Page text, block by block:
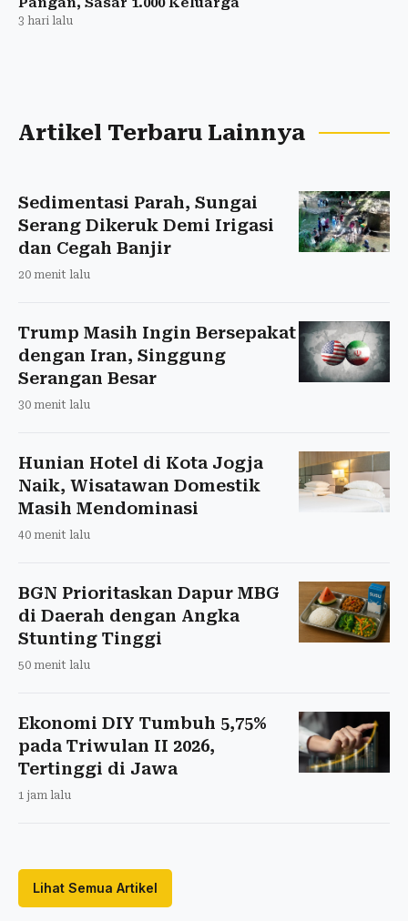
3 hari lalu
Artikel Terbaru Lainnya
Sedimentasi Parah, Sungai
Serang Dikeruk Demi Irigasi
dan Cegah Banjir
20 menit lalu
Trump Masih Ingin Bersepakat
dengan Iran, Singgung
Serangan Besar
30 menit lalu
Hunian Hotel di Kota Jogja
Naik, Wisatawan Domestik
Masih Mendominasi
40 menit lalu
BGN Prioritaskan Dapur MBG
di Daerah dengan Angka
Stunting Tinggi
50 menit lalu
Ekonomi DIY Tumbuh 5,75%
pada Triwulan II 2026,
Tertinggi di Jawa
1 jam lalu
Lihat Semua Artikel